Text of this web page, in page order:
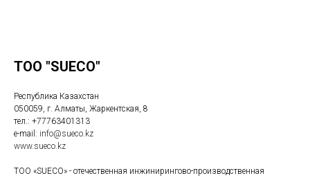
ТОО "SUECO"
Республика Казахстан
050059, г. Алматы, Жаркентская, 8
тел.: +77763401313
e-mail: info@sueco.kz
www.sueco.kz
ТОО «SUECO» - отечественная инжинирингово-производственная